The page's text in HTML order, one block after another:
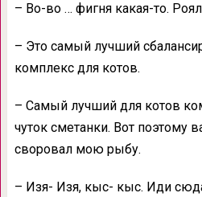
– Во-во … фигня какая-то.
– Это самый лучший
комплекс для котов.
– Самый лучший для котов
чуток сметанки. Вот
своровал мою рыбу.
– Изя- Изя, кыс- кыс. Иди